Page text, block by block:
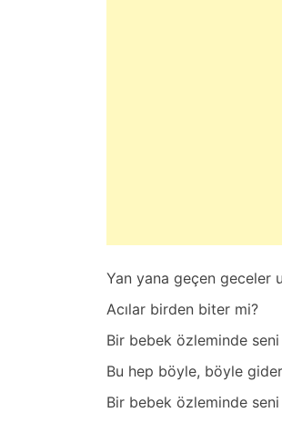
n
2
,
2
2
Yan yana geçen geceler
Acılar birden biter mi?
Bir bebek özleminde
Bu hep böyle, böyle
Bir bebek özleminde